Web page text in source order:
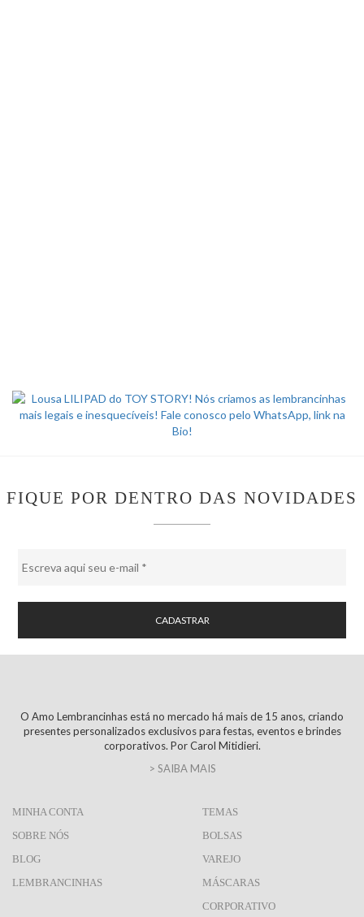
FIQUE POR DENTRO DAS NOVIDADES
O Amo Lembrancinhas está no mercado há mais de 15 anos, criando
presentes personalizados exclusivos para festas, eventos e brindes
corporativos. Por Carol Mitidieri.
> SAIBA MAIS
MINHA CONTA
SOBRE NÓS
BLOG
LEMBRANCINHAS
TEMAS
BOLSAS
VAREJO
MÁSCARAS
CORPORATIVO